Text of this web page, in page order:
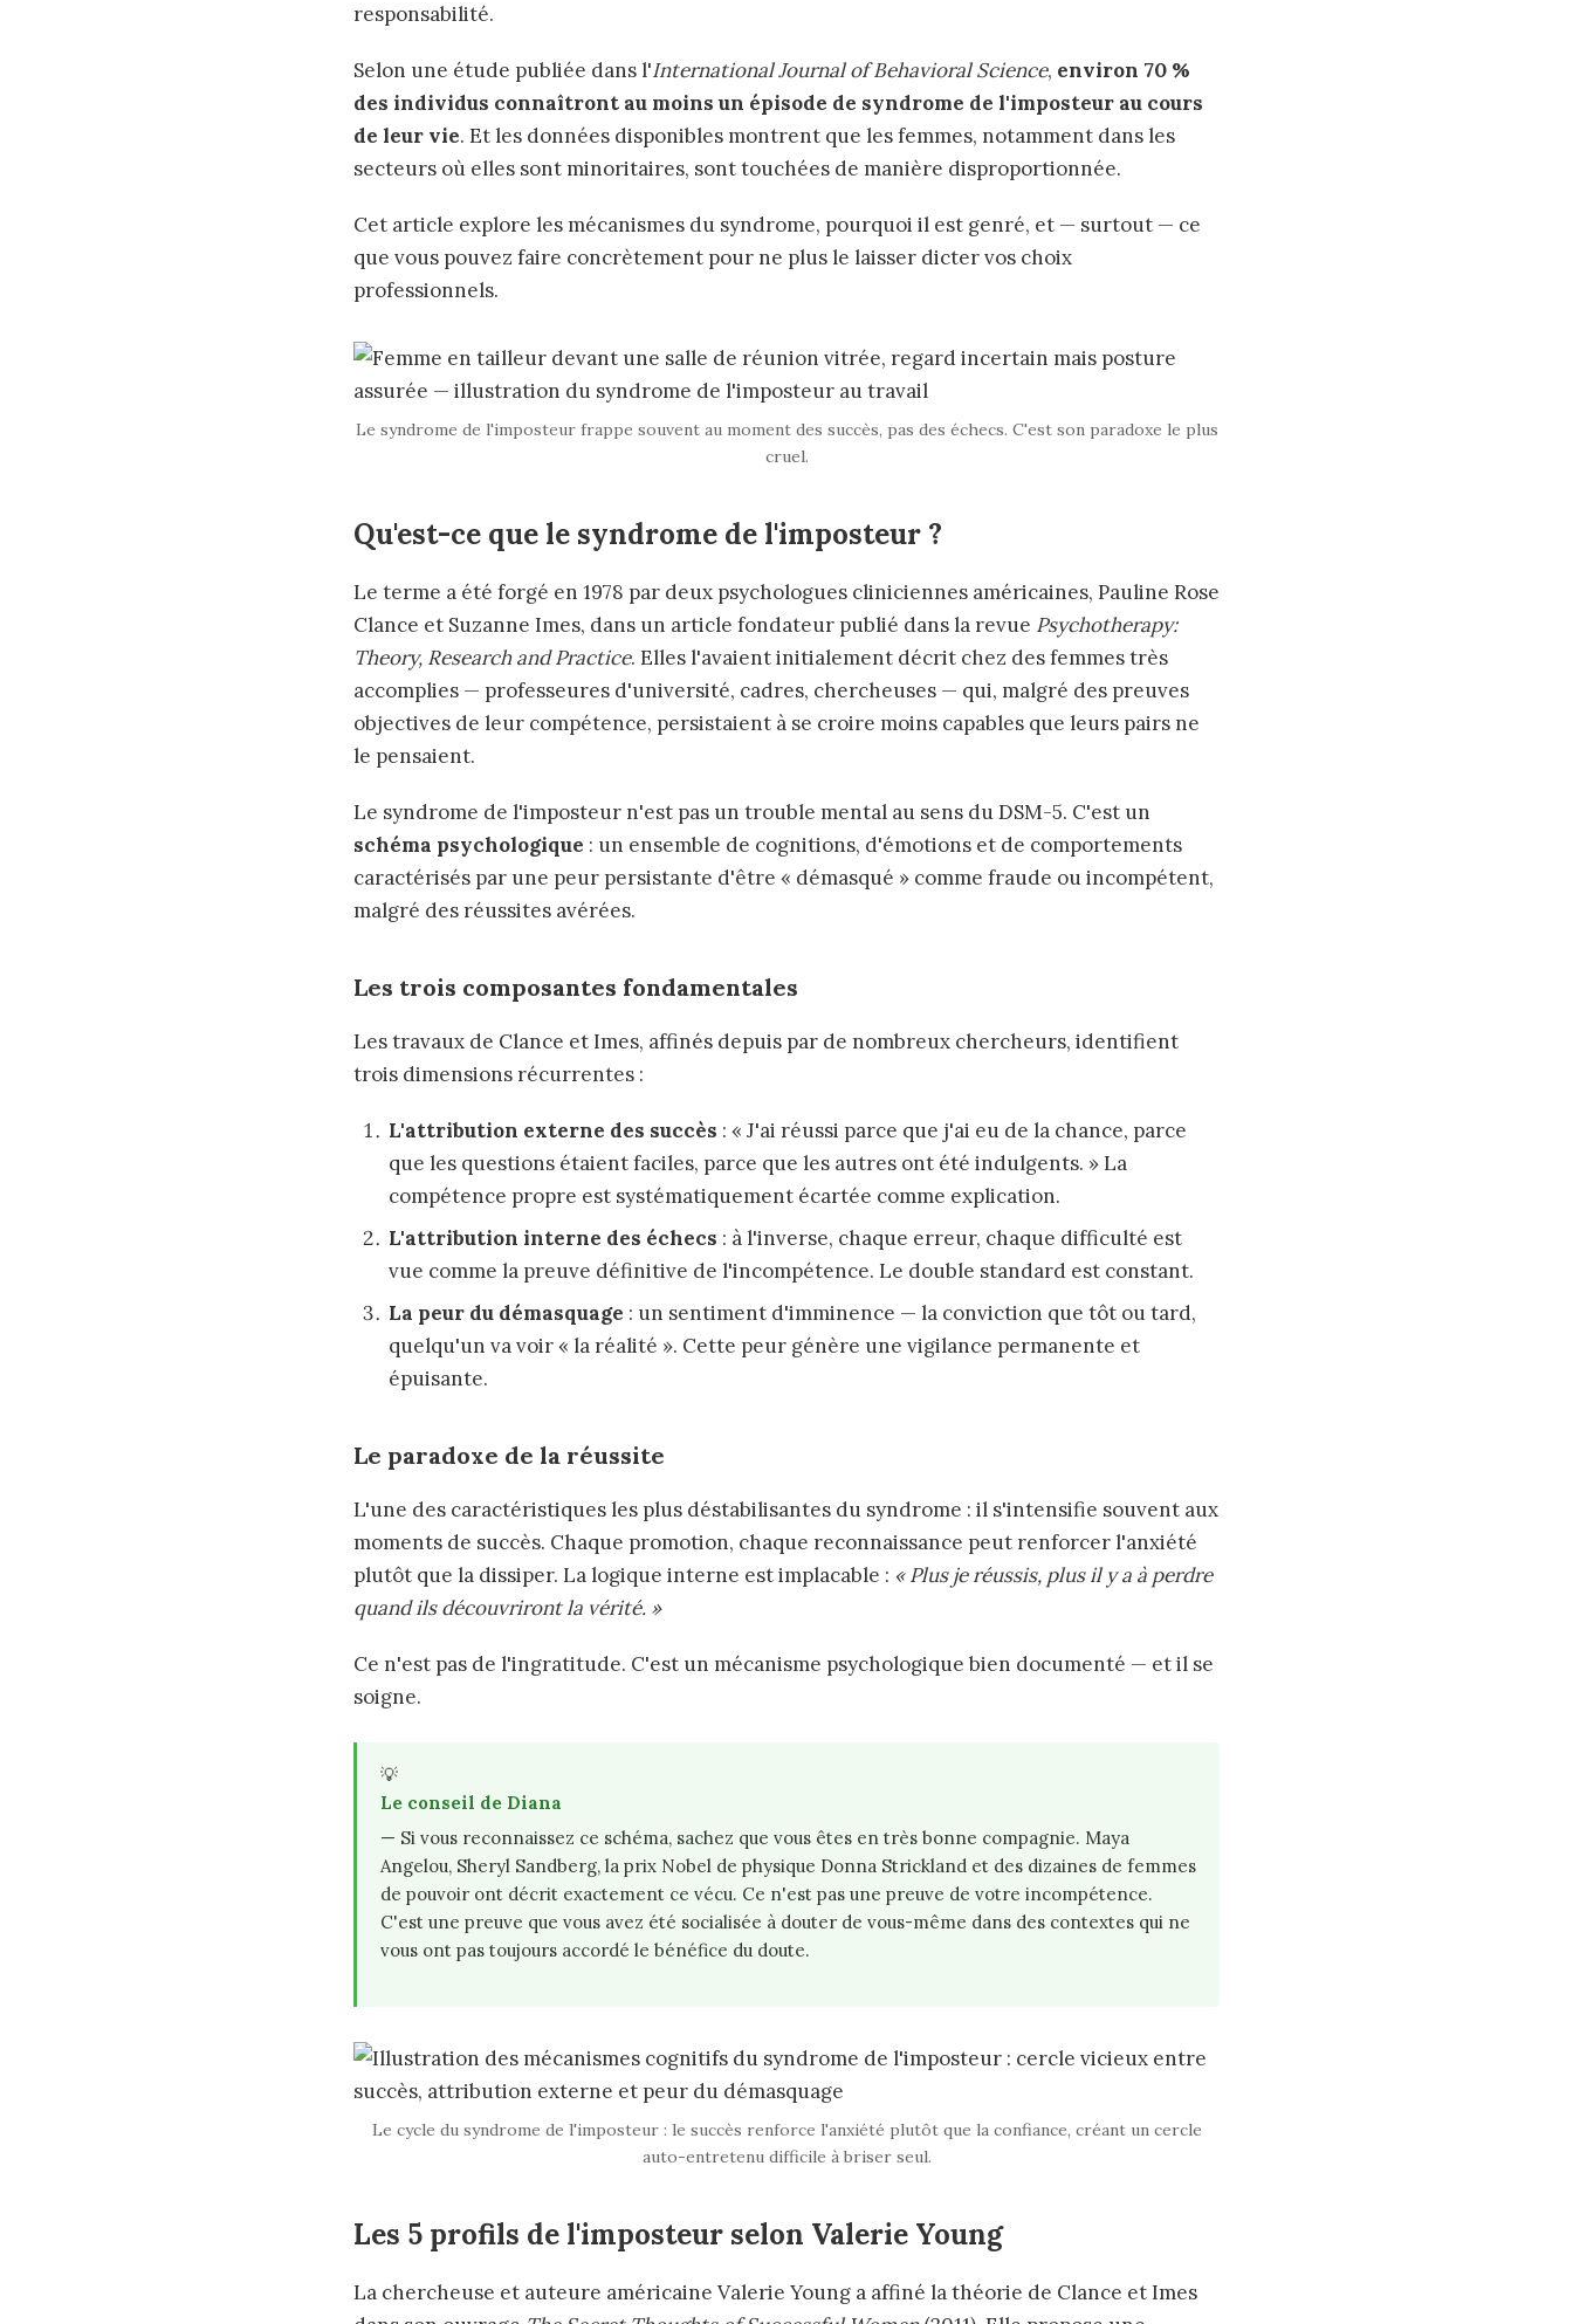
responsabilité.
Selon une étude publiée dans l'International Journal of Behavioral Science, environ 70 %
des individus connaîtront au moins un épisode de syndrome de l'imposteur au cours
de leur vie. Et les données disponibles montrent que les femmes, notamment dans les
secteurs où elles sont minoritaires, sont touchées de manière disproportionnée.
Cet article explore les mécanismes du syndrome, pourquoi il est genré, et — surtout — ce
que vous pouvez faire concrètement pour ne plus le laisser dicter vos choix
professionnels.
Le syndrome de l'imposteur frappe souvent au moment des succès, pas des échecs. C'est son paradoxe le plus
cruel.
Qu'est-ce que le syndrome de l'imposteur ?
Le terme a été forgé en 1978 par deux psychologues cliniciennes américaines, Pauline Rose
Clance et Suzanne Imes, dans un article fondateur publié dans la revue Psychotherapy:
Theory, Research and Practice. Elles l'avaient initialement décrit chez des femmes très
accomplies — professeures d'université, cadres, chercheuses — qui, malgré des preuves
objectives de leur compétence, persistaient à se croire moins capables que leurs pairs ne
le pensaient.
Le syndrome de l'imposteur n'est pas un trouble mental au sens du DSM-5. C'est un
schéma psychologique : un ensemble de cognitions, d'émotions et de comportements
caractérisés par une peur persistante d'être « démasqué » comme fraude ou incompétent,
malgré des réussites avérées.
Les trois composantes fondamentales
Les travaux de Clance et Imes, affinés depuis par de nombreux chercheurs, identifient
trois dimensions récurrentes :
L'attribution externe des succès : « J'ai réussi parce que j'ai eu de la chance, parce
que les questions étaient faciles, parce que les autres ont été indulgents. » La
compétence propre est systématiquement écartée comme explication.
L'attribution interne des échecs : à l'inverse, chaque erreur, chaque difficulté est
vue comme la preuve définitive de l'incompétence. Le double standard est constant.
La peur du démasquage : un sentiment d'imminence — la conviction que tôt ou tard,
quelqu'un va voir « la réalité ». Cette peur génère une vigilance permanente et
épuisante.
Le paradoxe de la réussite
L'une des caractéristiques les plus déstabilisantes du syndrome : il s'intensifie souvent aux
moments de succès. Chaque promotion, chaque reconnaissance peut renforcer l'anxiété
plutôt que la dissiper. La logique interne est implacable : « Plus je réussis, plus il y a à perdre
quand ils découvriront la vérité. »
Ce n'est pas de l'ingratitude. C'est un mécanisme psychologique bien documenté — et il se
soigne.
💡
Le conseil de Diana
— Si vous reconnaissez ce schéma, sachez que vous êtes en très bonne compagnie. Maya
Angelou, Sheryl Sandberg, la prix Nobel de physique Donna Strickland et des dizaines de femmes
de pouvoir ont décrit exactement ce vécu. Ce n'est pas une preuve de votre incompétence.
C'est une preuve que vous avez été socialisée à douter de vous-même dans des contextes qui ne
vous ont pas toujours accordé le bénéfice du doute.
Le cycle du syndrome de l'imposteur : le succès renforce l'anxiété plutôt que la confiance, créant un cercle
auto-entretenu difficile à briser seul.
Les 5 profils de l'imposteur selon Valerie Young
La chercheuse et auteure américaine Valerie Young a affiné la théorie de Clance et Imes